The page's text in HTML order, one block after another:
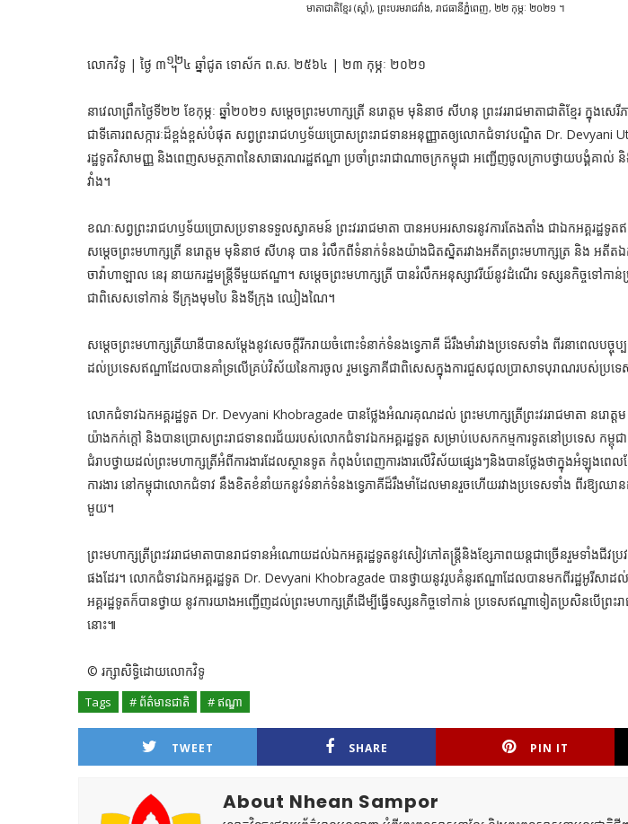
មាតាជាតិខ្មែរ (ស្ដាំ), ព្រះបរមរាជវាំង, រាជធានីភ្នំពេញ, ២២ កុម្ភៈ ២០២១ ។
លោកវិទូ | ថ្ងៃ ៣᧬៤ ឆ្នាំជូត ទោស័ក ព.ស. ២៥៦៤ | ២៣ កុម្ភៈ ២០២១
នាវេលាព្រឹក​ថ្ងៃ​ទី​២២​ ខែ​កុម្ភៈ​ ឆ្នាំ​២០២១​ សម្តេចព្រះមហាក្សត្រី នរោត្តម មុនិនាថ សីហនុ ព្រះវររាជមាតាជាតិខ្មែរ ក្នុងសេរី
ជាទីគោរពសក្ការៈដ៏ខ្ពង់ខ្ពស់បំផុត សព្វ​ព្រះ​រាជហឫទ័យ​ប្រោស​ព្រះរាជទានអនុញ្ញាតឲ្យ​លោក​ជំទាវ​បណ្ឌិត Dr. Devyani
រដ្ឋទូត​វិសាមញ្ញ​ និង​ពេញ​សមត្ថ​ភាព​នៃ​សាធារណរដ្ឋ​ឥណ្ឌា​ ប្រចាំ​ព្រះរាជាណាចក្រ​កម្ពុជា​ អញ្ជើញចូល​ក្រាប​ថ្វាយបង្គំ​គាល់​ និ
វាំង​។
ខណៈសព្វ​ព្រះ​រាជហឫទ័យ​ប្រោស​ប្រទានទទួលស្វាគមន៍ ព្រះវររាជមាតា បានអបអរសាទរនូវការតែងតាំង ជាឯកអគ្គរដ្ឋទូតឥ
សម្តេចព្រះមហាក្សត្រី នរោត្តម មុនិនាថ សីហនុ ​បាន រំលឹកពីទំនាក់ទំនងយ៉ាងជិតស្និតរវាងអតីតព្រះមហាក្សត្រ និង អតីតឯក
ចាវ៉ាហាឡាល នេរុ នាយករដ្ឋមន្រ្តីទីមួយឥណ្ឌា។ ​សម្តេចព្រះមហាក្សត្រី បានរំលឹកអនុស្សាវរីយ៍នូវដំណើរ ទស្សនកិច្ចទៅកា
ជាពិសេសទៅកាន់ ទីក្រុងមុមបៃ និងទីក្រុង ឈៀងណៃ។
សម្តេចព្រះមហាក្សត្រីយានីបានសម្តែងនូវសេចក្តីរីករាយចំពោះទំនាក់ទំនងទ្វេភាគី ដ៏រឹងមាំរវាងប្រទេសទាំង ពីរនាពេលបច្
ដល់ប្រទេសឥណ្ឌាដែលបានគាំទ្រលើគ្រប់វិស័យនៃការចូល រួមទ្វេភាគីជាពិសេសក្នុងការជួសជុលប្រាសាទបុរាណរបស់ប្រទេ
លោកជំទាវឯកអគ្គរដ្ឋទូត​ Dr. Devyani Khobragade បានថ្លែងអំណរគុណដល់ ព្រះមហាក្សត្រីព្រះវររាជមាតា នរោត្ត
យ៉ាងកក់ក្តៅ និងបានប្រោសព្រះរាជទានពរជ័យរបស់លោកជំទាវឯកអគ្គរដ្ឋទូត សម្រាប់បេសកកម្មការទូតនៅប្រទេស កម្ពុជ
ជំរាបថ្វាយដល់ព្រះមហាក្សត្រីអំពីការងារដែលស្ថានទូត កំពុងបំពេញការងារលើវិស័យផ្សេងៗនិងបានថ្លែងថាក្នុងអំឡុងព
ការងារ នៅកម្ពុជាលោកជំទាវ នឹងខិតខំនាំយកនូវទំនាក់ទំនងទ្វេភាគីដ៏រឹងមាំដែលមានរួចហើយរវាងប្រទេសទាំង ពីរឱ្យ
មួយ។
ព្រះមហាក្សត្រីព្រះវររាជមាតាបានរាជទានអំណោយដល់ឯកអគ្គរដ្ឋទូតនូវសៀវភៅតន្ត្រីនិងខ្សែភាពយន្តជាច្រើនរួមទាំងជីវប្រ
ផងដែរ។ លោកជំទាវឯកអគ្គរដ្ឋទូត​ Dr. Devyani Khobragade បានថ្វាយនូវរូបគំនូរឥណ្ឌាដែលបានមកពីរដ្ឋអូរីសា
អគ្គរដ្ឋទូតក៏បានថ្វាយ នូវការយាងអញ្ជើញដល់ព្រះមហាក្សត្រីដើម្បីធ្វើទស្សនកិច្ចទៅកាន់ ប្រទេសឥណ្ឌាទៀតប្រសិនបើព្រះ
នោះ៕
© រក្សាសិទ្ធិដោយលោកវិទូ
Tags # ព័ត៌មានជាតិ # ឥណ្ឌា
TWEET SHARE PIN IT
About Nhean Sampor